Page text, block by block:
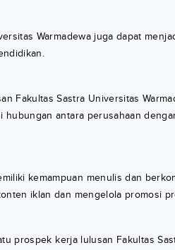
Warmadewa juga dapat
Fakultas Sastra Universitas
antara perusahaan
kemampuan menulis dan
iklan dan mengelola promosi
prospek kerja lulusan Fakultas